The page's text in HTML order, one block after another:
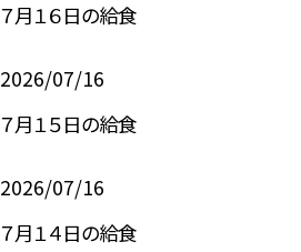
７月１６日の給食
2026/07/16
７月１５日の給食
2026/07/16
７月１４日の給食